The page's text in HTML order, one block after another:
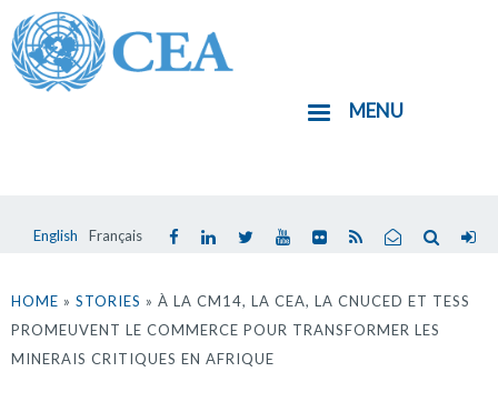
Aller
au
contenu
English Français
MENU
êtes
ici
HOME » STORIES » À LA CM14, LA CEA, LA CNUCED ET TESS
PROMEUVENT LE COMMERCE POUR TRANSFORMER LES
MINERAIS CRITIQUES EN AFRIQUE